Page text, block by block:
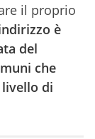
il proprio
è
del
che
di